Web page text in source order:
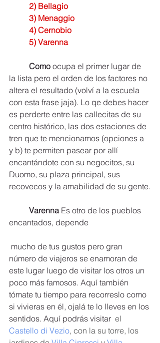
	2) Bellagio
	3) Menaggio
	4) Cernobio
	5) Varenna
Como ocupa el primer lugar de
la lista pero el orden de los factores no
altera el resultado (volví a la escuela
con esta frase jaja). Lo qe debes hacer
es perderte entre las callecitas de su
centro histórico, las dos estaciones de
tren que te mencionamos (opciones a
y b) te permiten pasear por allí
encantándote con su negocitos, su
Duomo, su plaza principal, sus
recovecos y la amabilidad de su gente.
Varenna Es otro de los pueblos
encantados, depende
número de viajeros se enamoran de
este lugar luego de visitar los otros un
poco más famosos. Aquí también
tómate tu tiempo para recorreslo como
si vivieras en él, ojalá te lo lleves en los
sentidos. Aquí podrás visitar el
Castello di Vezio, con la su torre, los